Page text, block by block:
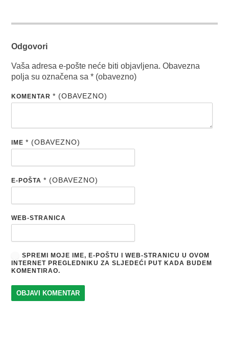
Odgovori
Vaša adresa e-pošte neće biti objavljena. Obavezna
polja su označena sa* (obavezno)
KOMENTAR* (OBAVEZNO)
IME* (OBAVEZNO)
E-POŠTA* (OBAVEZNO)
WEB-STRANICA
SPREMI MOJE IME, E-POŠTU I WEB-STRANICU U OVOM
INTERNET PREGLEDNIKU ZA SLJEDEĆI PUT KADA BUDEM
KOMENTIRAO.